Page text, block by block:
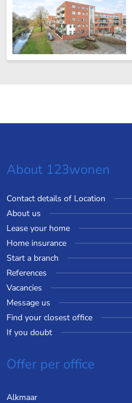
About 123wonen
Contact details of Location
About us
Lease your home
Home insurance
Start a branch
References
Vacancies
Message us
Find your closest office
If you doubt
Offer per office
Alkmaar